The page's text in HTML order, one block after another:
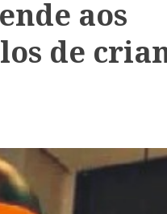
aos
de